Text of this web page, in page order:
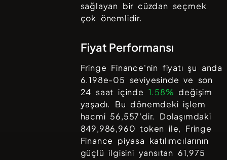
sağlayan bir cüzdan seçmek
çok önemlidir.
Fiyat Performansı
Fringe Finance'nin fiyatı şu anda
6.198e-05 seviyesinde ve son
24 saat içinde 1.58% değişim
yaşadı. Bu dönemdeki işlem
hacmi 56,557'dir. Dolaşımdaki
849,986,960token ile, Fringe
Finance piyasa katılımcılarının
güçlü ilgisini yansıtan 61,975